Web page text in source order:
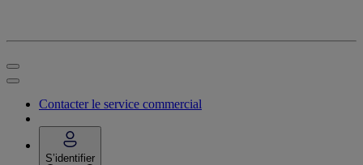
Contacter le service commercial
S’identifier